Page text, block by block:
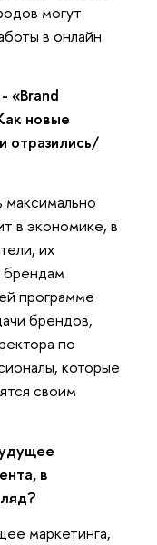
могут
в онлайн
«Brand
новые
отразились/
максимально
в экономике, в
их
брендам
программе
брендов,
по
которые
своим
в
маркетинга,